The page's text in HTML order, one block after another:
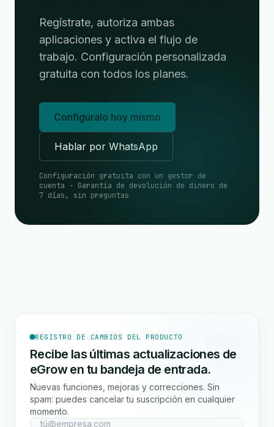
Regístrate, autoriza ambas
aplicaciones y activa el flujo de
trabajo. Configuración personalizada
gratuita con todos los planes.
Configúralo hoy mismo
Hablar por WhatsApp
Configuración gratuita con un gestor de
cuenta · Garantía de devolución de dinero de
7 días, sin preguntas
REGISTRO DE CAMBIOS DEL PRODUCTO
Recibe las últimas actualizaciones de
eGrow en tu bandeja de entrada.
Nuevas funciones, mejoras y correcciones. Sin
spam: puedes cancelar tu suscripción en cualquier
momento.